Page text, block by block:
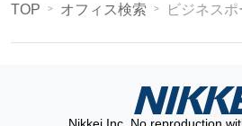
TOP オフィス検索 ビジネス
Nikkei Inc. No reproduction